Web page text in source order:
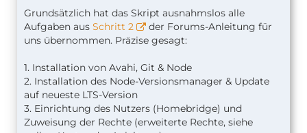
Grundsätzlich hat das Skript ausnahmslos alle
Aufgaben aus Schritt 2
der Forums-Anleitung für
uns übernommen. Präzise gesagt:
1. Installation von Avahi, Git & Node
2. Installation des Node-Versionsmanager & Update
auf neueste LTS-Version
3. Einrichtung des Nutzers (Homebridge) und
Zuweisung der Rechte (erweiterte Rechte, siehe